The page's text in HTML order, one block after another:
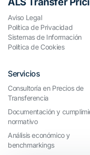
Aviso Legal
Política de Privacidad
Sistemas de Información
Política de Cookies
Servicios
Consultoría en Precios de
Transferencia
Documentación y
normativo
Análisis económico y
benchmarkings